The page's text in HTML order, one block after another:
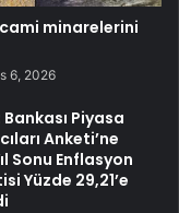
cami minarelerini
6, 2026
Piyasa
Anketi’ne
Sonu Enflasyon
Yüzde 29,21’e